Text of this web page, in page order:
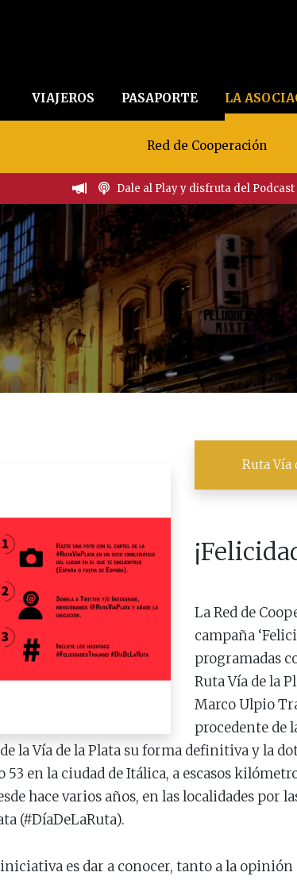
VIAJEROS PASAPORTE LA
Red de Cooperación
Dale al Play y disfruta del
Ruta Vía
La Red de
campaña
programadas
Ruta Vía de la
Marco Ulpio
procedente de
la Vía de la Plata su forma definitiva y la
53 en la ciudad de Itálica, a escasos
hace varios años, en las localidades por
(#DíaDeLaRuta).
es dar a conocer, tanto a la